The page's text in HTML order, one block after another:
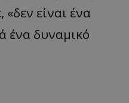
είναι ένα
ένα δυναμικό